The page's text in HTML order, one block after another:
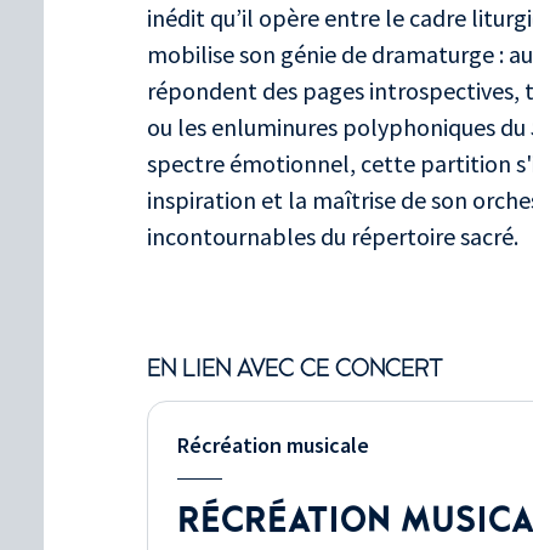
inédit qu’il opère entre le cadre
mobilise son génie de dramaturge :
répondent des pages introspectives,
ou les enluminures polyphoniques du
spectre émotionnel, cette partition
inspiration et la maîtrise de son
incontournables du répertoire sacré.
EN LIEN AVEC CE CONCERT
Récréation musicale
RÉCRÉATION